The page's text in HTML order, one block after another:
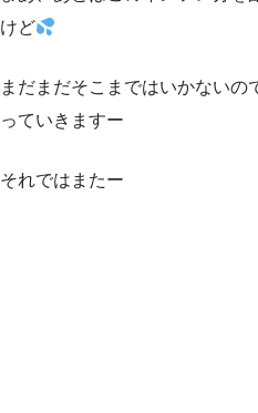
けど
まだまだそこまではいかない
っていきますー
それではまたー